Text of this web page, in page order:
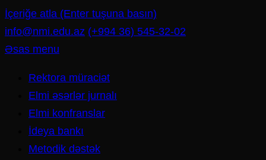
İçeriğe atla (Enter tuşuna basın)
info@nmi.edu.az (+994 36) 545-32-02
Əsas menu
Rektora müraciət
Elmi əsərlər jurnalı
Elmi konfranslar
İdeya bankı
Metodik dəstək